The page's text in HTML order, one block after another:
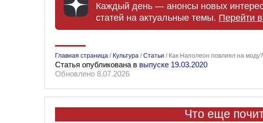
Каждый день — анонсы новых
статей на актуальные темы. Перейти
Главная страница / Культура /Статьи / Как Наполеон повлиял на моду?
Статья опубликована в выпуске 19.03.2020
Обновлено 8.07.2026
Что еще